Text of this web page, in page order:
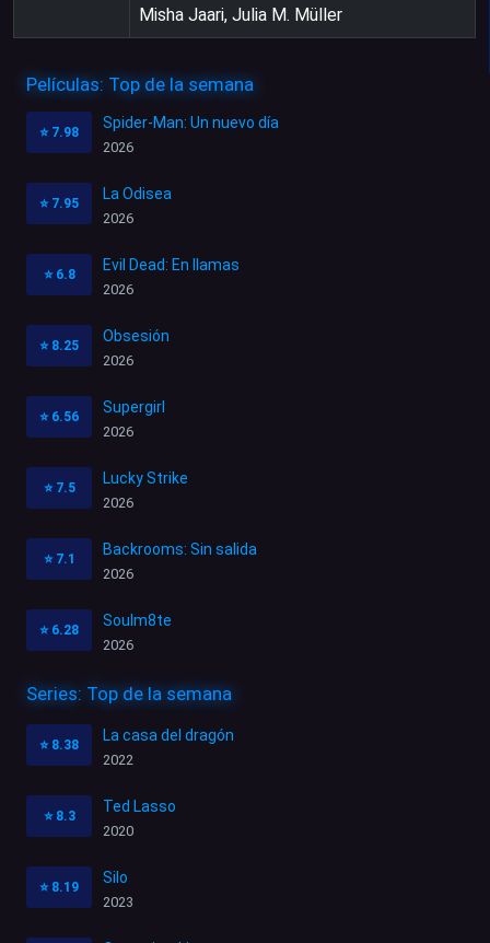
Misha Jaari, Julia M. Müller
Películas: Top de la semana
⭐ 7.98
Spider-Man: Un nuevo día
2026
⭐ 7.95
La Odisea
2026
⭐ 6.8
Evil Dead: En llamas
2026
⭐ 8.25
Obsesión
2026
⭐ 6.56
Supergirl
2026
⭐ 7.5
Lucky Strike
2026
⭐ 7.1
Backrooms: Sin salida
2026
⭐ 6.28
Soulm8te
2026
Series: Top de la semana
⭐ 8.38
La casa del dragón
2022
⭐ 8.3
Ted Lasso
2020
⭐ 8.19
Silo
2023